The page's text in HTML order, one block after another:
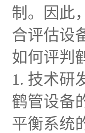
制。因此
合评估设
如何评判
1. 技术研
鹤管设备
平衡系统